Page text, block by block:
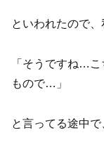
といわれたので、
「そうですね…
もので…」
と言ってる途中で